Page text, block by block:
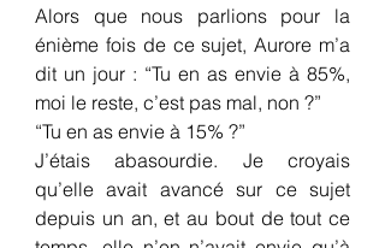
Alors que nous parlions pour la
énième fois de ce sujet, Aurore m’a
dit un jour : “Tu en as envie à 85%,
moi le reste, c’est pas mal, non ?”
“Tu en as envie à 15% ?”
J’étais abasourdie. Je croyais
qu’elle avait avancé sur ce sujet
depuis un an, et au bout de tout ce